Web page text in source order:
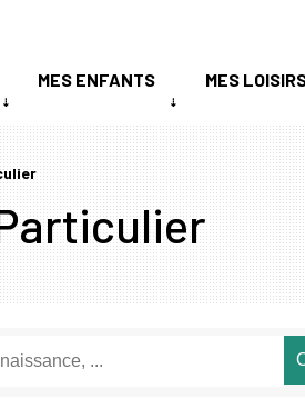
MES ENFANTS MES